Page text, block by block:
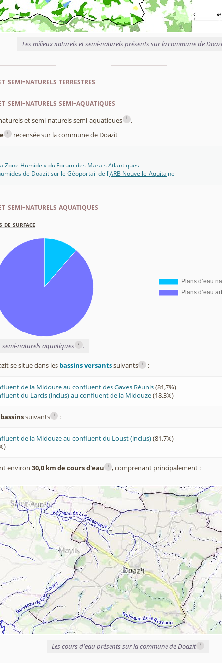
Les milieux naturels et semi-naturels présents sur la commune de
semi-naturels terrestres
naturels semi-aquatiques
et semi-naturels semi-aquatiques i
.
i recensée sur la commune de Doazit
Zone Humide » du Forum des Marais Atlantiques
de Doazit sur le Géoportail de l'ARB Nouvelle-Aquitaine
semi-naturels aquatiques
de surface
semi-naturels aquatiques i .
se situe dans les bassins versantssuivants i :
de la Midouze au confluent des Gaves Réunis(81,7%)
du Larcis (inclus) au confluent de la Midouze(18,3%)
suivants i :
de la Midouze au confluent du Loust (inclus)(81,7%)
environ 30,0 km de cours d'eau i , comprenant principalement :
Les cours d'eau présents sur la commune de Doazit i